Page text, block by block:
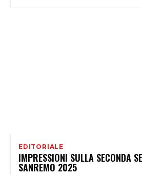
EDITORIALE
IMPRESSIONI SULLA SECONDA
SANREMO 2025